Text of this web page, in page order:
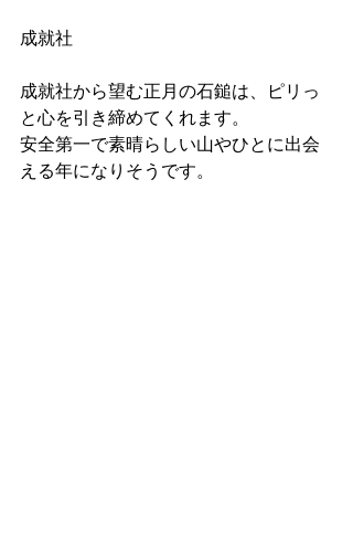
成就社
成就社から望む正月の石鎚は、ピリっ
と心を引き締めてくれます。
安全第一で素晴らしい山やひとに出会
える年になりそうです。